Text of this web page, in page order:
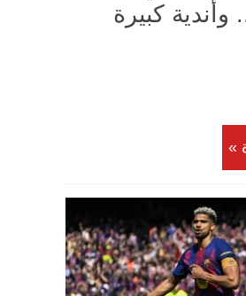
وأندية كبيرة
»